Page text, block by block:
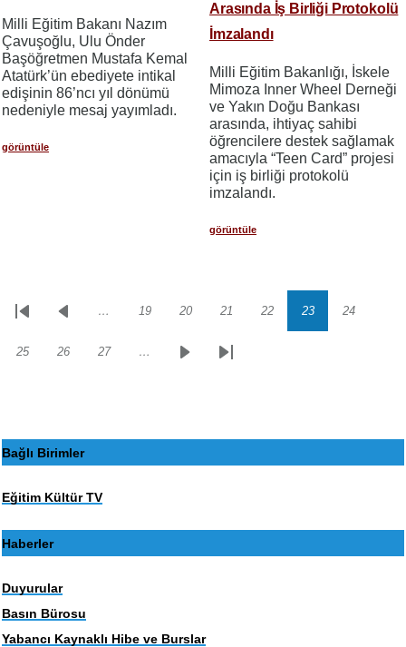
Milli Eğitim Bakanı Nazım
Çavuşoğlu, Ulu Önder
Başöğretmen Mustafa Kemal
Atatürk’ün ebediyete intikal
edişinin 86’ncı yıl dönümü
nedeniyle mesaj yayımladı.
görüntüle
Arasında İş Birliği Protokolü
İmzalandı
Milli Eğitim Bakanlığı, İskele
Mimoza Inner Wheel Derneği
ve Yakın Doğu Bankası
arasında, ihtiyaç sahibi
öğrencilere destek sağlamak
amacıyla “Teen Card” projesi
için iş birliği protokolü
imzalandı.
görüntüle
Sayfalama
İlk
Önceki… Sayfa
19 Sayfa
20 Sayfa
21 Sayfa
22 Sayfa
23 Sayfa
24
Sayfa
25 Sayfa
26 Sayfa
27 …
SonrakiSon
Bağlı Birimler
Eğitim Kültür TV
Haberler
Duyurular
Basın Bürosu
Yabancı Kaynaklı Hibe ve Burslar